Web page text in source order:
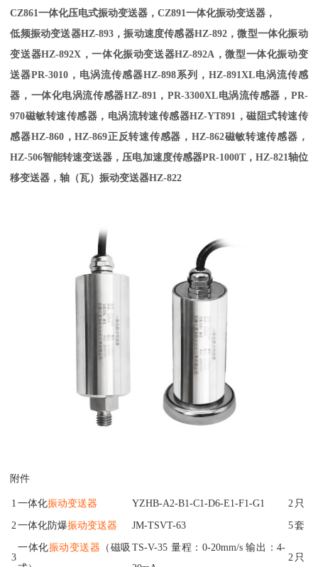
CZ861一体化压电式振动变送器，CZ891一体化振动变送器，
低频振动变送器HZ-893，振动速度传感器HZ-892，微型一体化振动
变送器HZ-892X，一体化振动变送器HZ-892A，微型一体化振动变
送器PR-3010，电涡流传感器HZ-898系列，HZ-891XL电涡流传感
器，一体化电涡流传感器HZ-891，PR-3300XL电涡流传感器，PR-
970磁敏转速传感器，电涡流转速传感器HZ-YT891，磁阻式转速传
感器HZ-860，HZ-869正反转速传感器，HZ-862磁敏转速传感器，
HZ-506智能转速变送器，压电加速度传感器PR-1000T，HZ-821轴位
移变送器，轴（瓦）振动变送器HZ-822
附件
1 一体化振动变送器 YZHB-A2-B1-C1-D6-E1-F1-G1 2 只
2 一体化防爆振动变送器 JM-TSVT-63 5套
3
一体化振动变送器 （磁吸 TS-V-35 量程：0-20mm/s 输出：4-
2 只